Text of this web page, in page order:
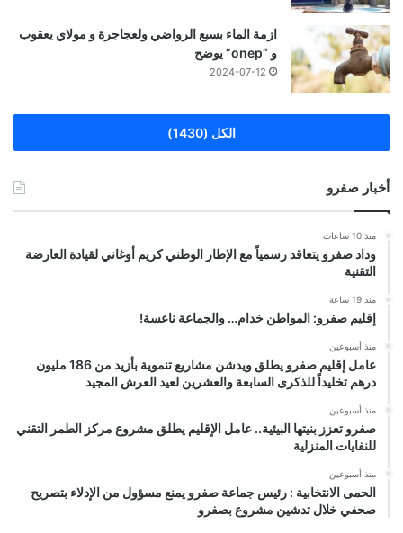
ازمة الماء بسبع الرواضي ولعجاجرة و مولاي يعقوب
و “onep” يوضح
2024-07-12
الكل (1430)
أخبار صفرو
منذ 10 ساعات
وداد صفرو يتعاقد رسمياً مع الإطار الوطني كريم أوغاني لقيادة العارضة
التقنية
منذ 19 ساعة
إقليم صفرو: المواطن خدام… والجماعة ناعسة!
منذ أسبوعين
عامل إقليم صفرو يطلق ويدشن مشاريع تنموية بأزيد من 186 مليون
درهم تخليداً للذكرى السابعة والعشرين لعيد العرش المجيد
منذ أسبوعين
صفرو تعزز بنيتها البيئية.. عامل الإقليم يطلق مشروع مركز الطمر التقني
للنفايات المنزلية
منذ أسبوعين
الحمى الانتخابية : رئيس جماعة صفرو يمنع مسؤول من الإدلاء بتصريح
صحفي خلال تدشين مشروع بصفرو